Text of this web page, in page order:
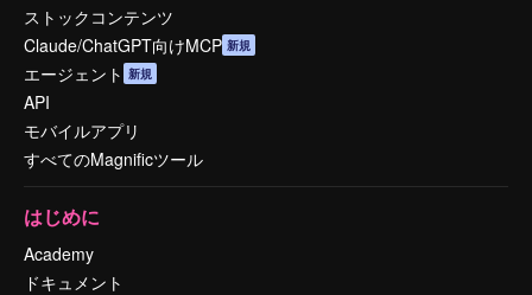
ストックコンテンツ
Claude/ChatGPT向けMCP 新規
エージェント 新規
API
モバイルアプリ
すべてのMagnificツール
はじめに
Academy
ドキュメント